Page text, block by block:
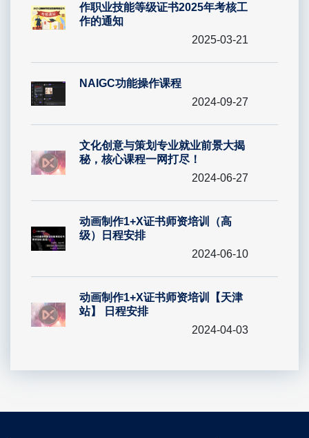
作职业技能等级证书2025年考核工
作的通知
2025-03-21
NAIGC功能操作课程
2024-09-27
文化创意与策划专业就业前景大揭
秘，核心课程一网打尽！
2024-06-27
动画制作1+X证书师资培训（高
级）日程安排
2024-06-10
动画制作1+X证书师资培训【天津
站】 日程安排
2024-04-03